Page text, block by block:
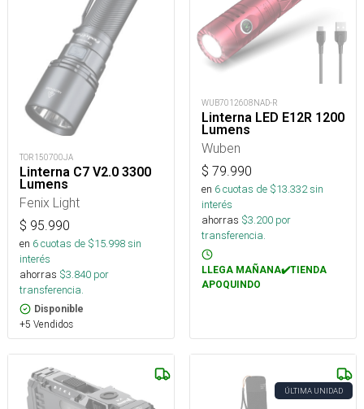
TOR150700JA
Linterna C7 V2.0 3300
Lumens
Fenix Light
$ 95.990
en 6cuotas de $15.998sin
interés
ahorras $3.840 por
transferencia.
Disponible
+5 Vendidos
WUB7012608NAD-R
Linterna LED E12R 1200
Lumens
Wuben
$ 79.990
en 6cuotas de $13.332sin
interés
ahorras $3.200 por
transferencia.
LLEGA MAÑANA✔️TIENDA
APOQUINDO
ÚLTIMA UNIDAD